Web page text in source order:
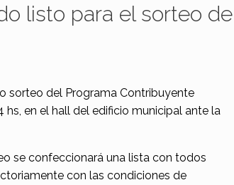
listo para el sorteo de
sorteo del Programa Contribuyente
hs, en el hall del edificio municipal ante la
se confeccionará una lista con todos
con las condiciones de